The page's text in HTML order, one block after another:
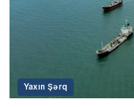
Yaxın Şərq